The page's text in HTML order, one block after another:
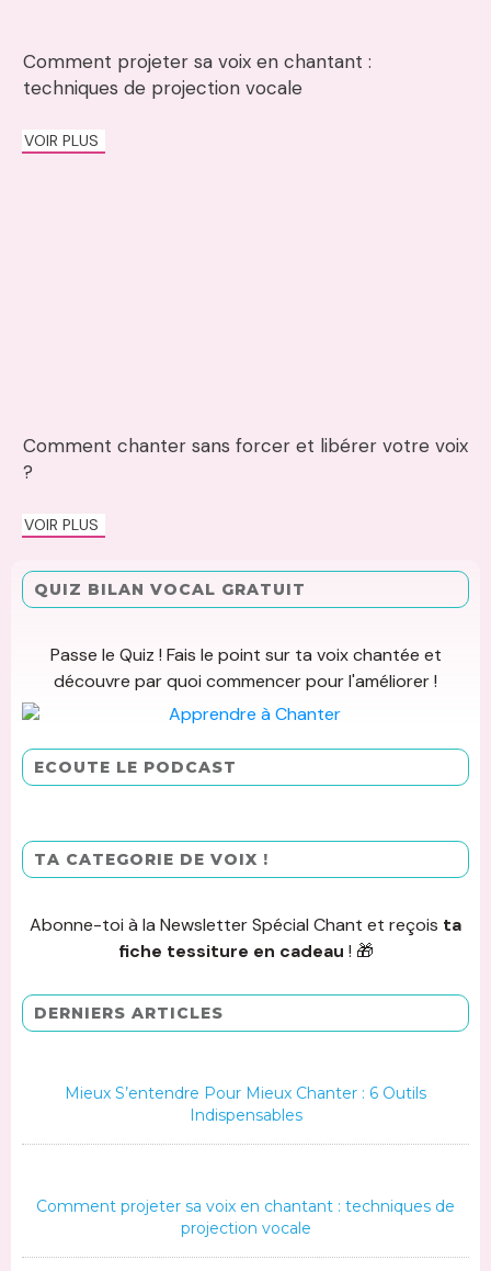
Comment projeter sa voix en chantant :
techniques de projection vocale
VOIR PLUS
Comment chanter sans forcer et libérer votre voix
?
VOIR PLUS
QUIZ BILAN VOCAL GRATUIT
Passe le Quiz ! Fais le point sur ta voix chantée et
découvre par quoi commencer pour l'améliorer !
ECOUTE LE PODCAST
TA CATEGORIE DE VOIX !
Abonne-toi à la Newsletter Spécial Chant et reçois ta
fiche tessiture en cadeau ! 🎁
DERNIERS ARTICLES
Mieux S’entendre Pour Mieux Chanter : 6 Outils
Indispensables
Comment projeter sa voix en chantant : techniques de
projection vocale